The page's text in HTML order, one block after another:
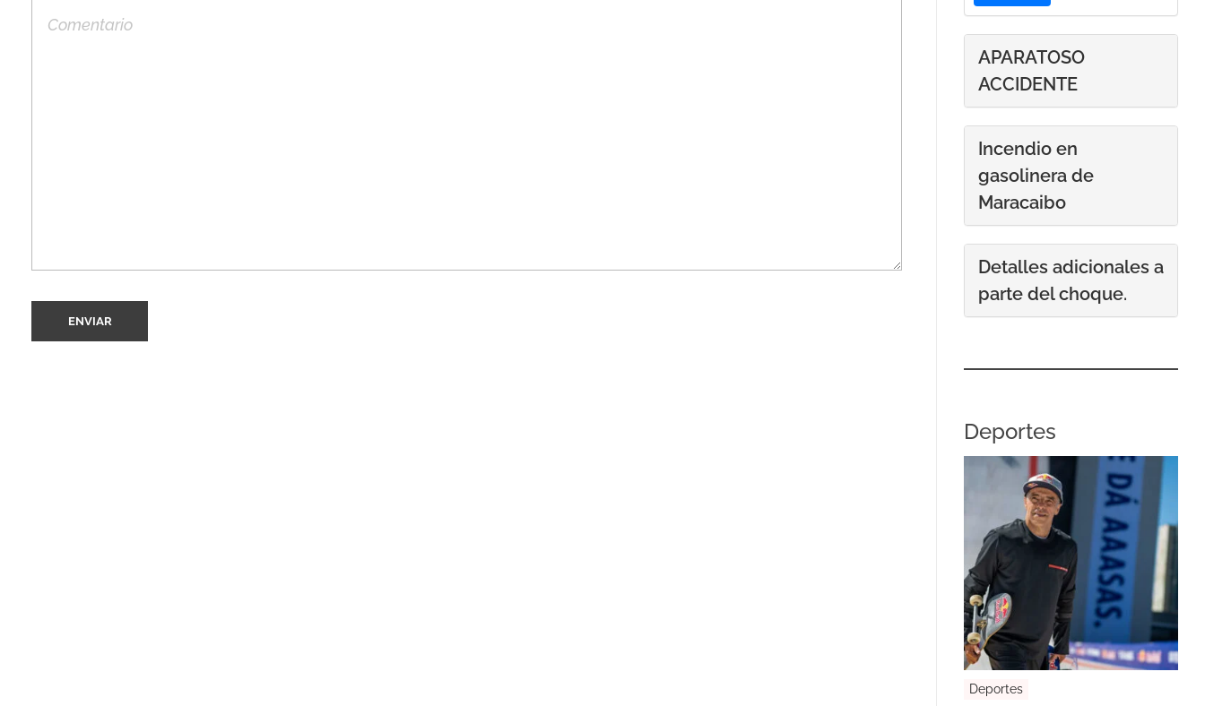
APARATOSO
ACCIDENTE
Incendio en
gasolinera de
Maracaibo
Detalles adicionales a
parte del choque.
Deportes
Deportes